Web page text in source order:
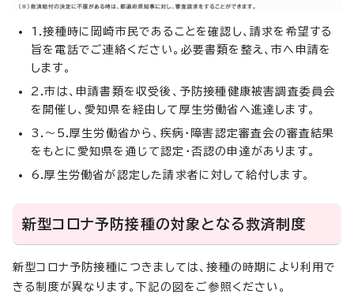
1.接種時に岡崎市民であることを確認し、請求を希望する
旨を電話でご連絡ください。必要書類を整え、市へ申請を
します。
2.市は、申請書類を収受後、予防接種健康被害調査委員会
を開催し、愛知県を経由して厚生労働省へ進達します。
3.～5.厚生労働省から、疾病・障害認定審査会の審査結果
をもとに愛知県を通じて認定・否認の申達があります。
6.厚生労働省が認定した請求者に対して給付します。
新型コロナ予防接種の対象となる救済制度
新型コロナ予防接種につきましては、接種の時期により利用で
きる制度が異なります。下記の図をご参照ください。